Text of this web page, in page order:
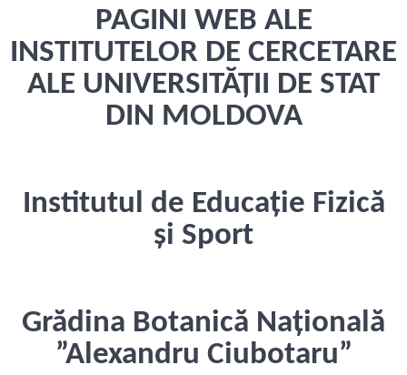
PAGINI WEB ALE
INSTITUTELOR DE CERCETARE
ALE UNIVERSITĂȚII DE STAT
DIN MOLDOVA
Institutul de Educație Fizică
și Sport
Grădina Botanică Națională
”Alexandru Ciubotaru”